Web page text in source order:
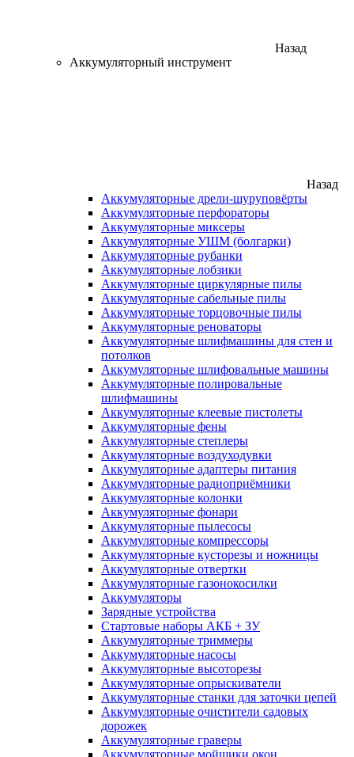
Назад
Аккумуляторный инструмент
Назад
Аккумуляторные дрели-шуруповёрты
Аккумуляторные перфораторы
Аккумуляторные миксеры
Аккумуляторные УШМ (болгарки)
Аккумуляторные рубанки
Аккумуляторные лобзики
Аккумуляторные циркулярные пилы
Аккумуляторные сабельные пилы
Аккумуляторные торцовочные пилы
Аккумуляторные реноваторы
Аккумуляторные шлифмашины для стен и
потолков
Аккумуляторные шлифовальные машины
Аккумуляторные полировальные
шлифмашины
Аккумуляторные клеевые пистолеты
Аккумуляторные фены
Аккумуляторные степлеры
Аккумуляторные воздуходувки
Аккумуляторные адаптеры питания
Аккумуляторные радиоприёмники
Аккумуляторные колонки
Аккумуляторные фонари
Аккумуляторные пылесосы
Аккумуляторные компрессоры
Аккумуляторные кусторезы и ножницы
Аккумуляторные отвертки
Аккумуляторные газонокосилки
Аккумуляторы
Зарядные устройства
Стартовые наборы АКБ + ЗУ
Аккумуляторные триммеры
Аккумуляторные насосы
Аккумуляторные высоторезы
Аккумуляторные опрыскиватели
Аккумуляторные станки для заточки цепей
Аккумуляторные очистители садовых
дорожек
Аккумуляторные граверы
Аккумуляторные мойщики окон